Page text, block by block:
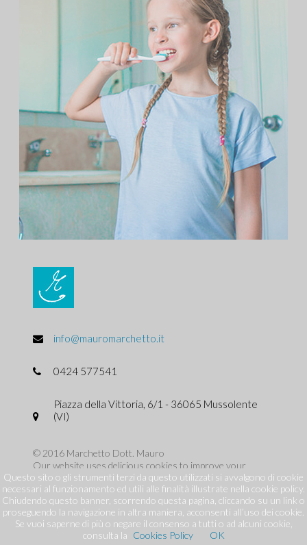
info@mauromarchetto.it
0424 577541
Piazza della Vittoria, 6/1 - 36065 Mussolente
(VI)
© 2016 Marchetto Dott. Mauro
Our website uses delicious cookies to improve your
experience. We'll assume you're ok with that. - Privacy
policy
Questo sito o gli strumenti terzi da questo utilizzati si avvalgono di cookie
necessari al funzionamento ed utili alle finalità illustrate nella cookie policy.
Chiudendo questo banner, scorrendo questa pagina, cliccando su un link o
proseguendo la navigazione in altra maniera, acconsenti all’uso dei cookie.
Se vuoi saperne di più o negare il consenso a tutti o ad alcuni cookie,
consulta la Cookies Policy OK